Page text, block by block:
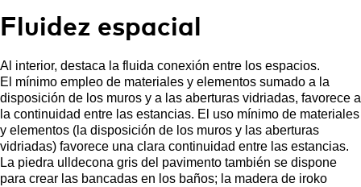
Fluidez espacial
Al interior, destaca la fluida conexión entre los espacios.
El mínimo empleo de materiales y elementos sumado a la
disposición de los muros y a las aberturas vidriadas, favorece a
la continuidad entre las estancias. El uso mínimo de materiales
y elementos (la disposición de los muros y las aberturas
vidriadas) favorece una clara continuidad entre las estancias.
La piedra ulldecona gris del pavimento también se dispone
para crear las bancadas en los baños; la madera de iroko